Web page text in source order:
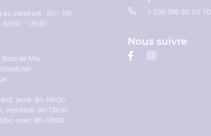
au vendredi : 8h - 16h
8h00 - 13h30
Bord de Mer
jeudi: 8h-16h30
vendredi: 8h-13h30
mai): 8h-13h30
+ 596 596 80 00 70
Nous suivre